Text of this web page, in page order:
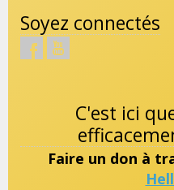
Soyez connectés
C'est ici
Faire un don à